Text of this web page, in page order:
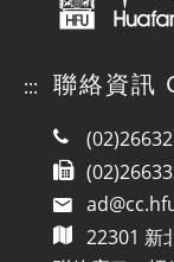
::: 聯絡資訊
22301 新